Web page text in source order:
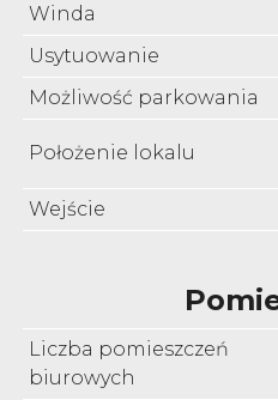
Winda
Usytuowanie
Możliwość parkowania
Położenie lokalu
Wejście
Liczba pomieszczeń
biurowych